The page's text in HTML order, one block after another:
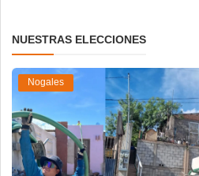
NUESTRAS ELECCIONES
Nogales